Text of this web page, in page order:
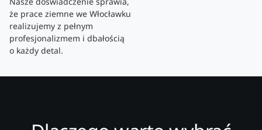
że prace ziemne we Włocławku
realizujemy z pełnym
profesjonalizmem i dbałością
o każdy detal.